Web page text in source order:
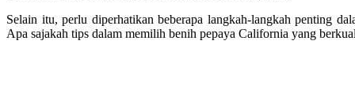
Selain itu, perlu diperhatikan beberapa langkah-langkah penting
Apa sajakah tips dalam memilih benih pepaya California yang